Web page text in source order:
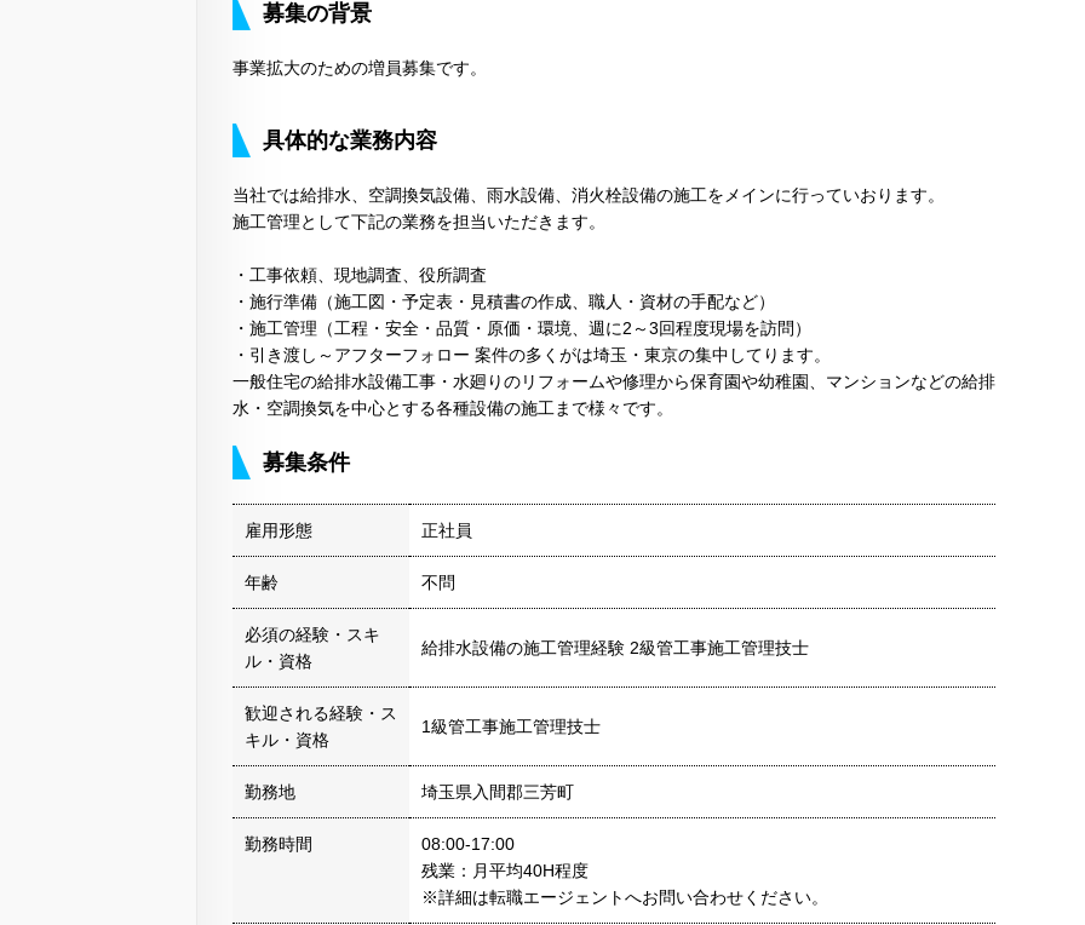
募集の背景
事業拡大のための増員募集です。
具体的な業務内容
当社では給排水、空調換気設備、雨水設備、消火栓設備の施工をメインに行っていおります。
施工管理として下記の業務を担当いただきます。
・工事依頼、現地調査、役所調査
・施行準備（施工図・予定表・見積書の作成、職人・資材の手配など）
・施工管理（工程・安全・品質・原価・環境、週に2～3回程度現場を訪問）
・引き渡し～アフターフォロー 案件の多くがは埼玉・東京の集中してります。
一般住宅の給排水設備工事・水廻りのリフォームや修理から保育園や幼稚園、マンションなどの給排
水・空調換気を中心とする各種設備の施工まで様々です。
募集条件
雇用形態 正社員
年齢 不問
必須の経験・スキ
ル・資格
給排水設備の施工管理経験 2級管工事施工管理技士
歓迎される経験・ス
キル・資格
1級管工事施工管理技士
勤務地 埼玉県入間郡三芳町
勤務時間
08:00-17:00
残業：月平均40H程度
※詳細は転職エージェントへお問い合わせください。